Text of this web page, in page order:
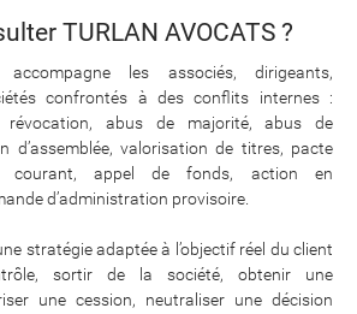
TURLAN AVOCATS ?
accompagne les associés, dirigeants,
confrontés à des conflits internes :
révocation, abus de majorité, abus de
d’assemblée, valorisation de titres, pacte
courant, appel de fonds, action en
d’administration provisoire.
stratégie adaptée à l’objectif réel du client
sortir de la société, obtenir une
une cession, neutraliser une décision